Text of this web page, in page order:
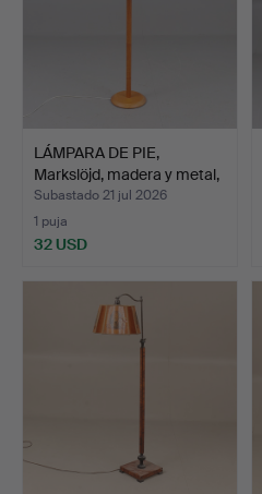
LÁMPARA DE PIE,
Markslöjd, madera y metal,
…
Subastado 21 jul 2026
1 puja
32 USD